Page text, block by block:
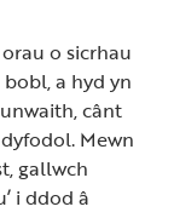
o sicrhau
a hyd yn
cânt
Mewn
gallwch
i ddod â